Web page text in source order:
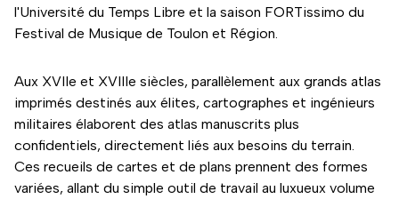
l'Université du Temps Libre et la saison FORTissimo du
Festival de Musique de Toulon et Région.
Aux XVIIe et XVIIIe siècles, parallèlement aux grands atlas
imprimés destinés aux élites, cartographes et ingénieurs
militaires élaborent des atlas manuscrits plus
confidentiels, directement liés aux besoins du terrain.
Ces recueils de cartes et de plans prennent des formes
variées, allant du simple outil de travail au luxueux volume